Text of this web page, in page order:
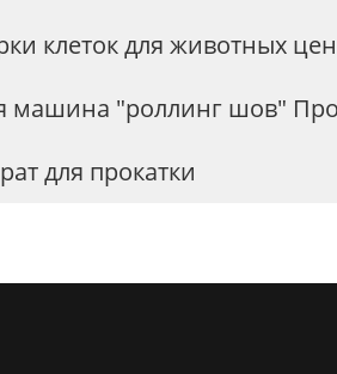
клеток для животных
машина "роллинг шов"
для прокатки